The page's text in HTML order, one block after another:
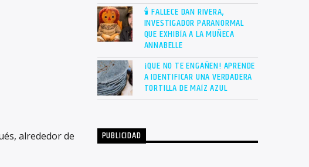
alrededor de
🕯 FALLECE DAN RIVERA,
INVESTIGADOR PARANORMAL
QUE EXHIBÍA A LA MUÑECA
ANNABELLE
¡QUE NO TE ENGAÑEN! APRENDE
A IDENTIFICAR UNA VERDADERA
TORTILLA DE MAÍZ AZUL
PUBLICIDAD